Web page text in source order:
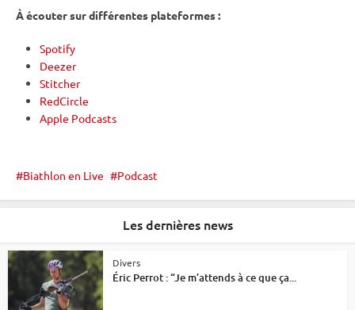
À écouter sur différentes plateformes :
Spotify
Deezer
Stitcher
RedCircle
Apple Podcasts
Biathlon en Live Podcast
Les dernières news
Divers
Éric Perrot : “Je m’attends à ce que ça...